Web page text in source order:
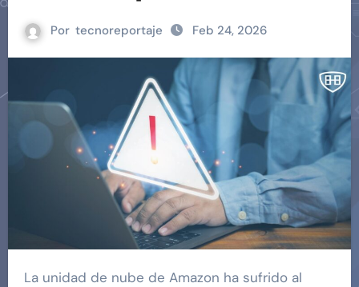
Por tecnoreportaje Feb 24, 2026
La unidad de nube de Amazon ha sufrido al